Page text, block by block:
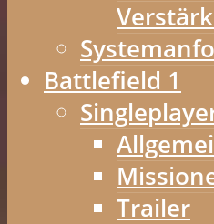
Battlefield 1
Trailer